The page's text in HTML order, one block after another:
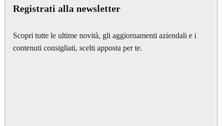
Registrati alla newsletter
Scopri tutte le ultime novità, gli aggiornamenti aziendali e i
contenuti consigliati, scelti apposta per te.